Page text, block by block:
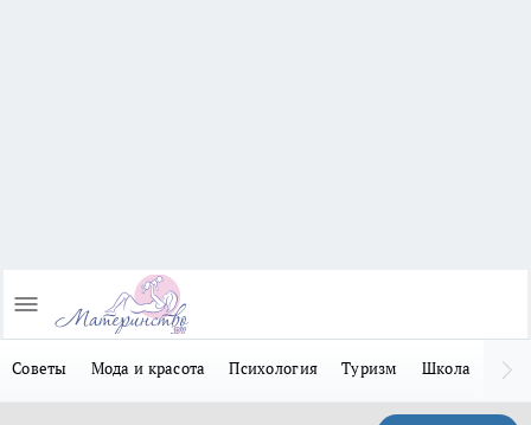
Советы Мода и красота Психология Туризм Школа